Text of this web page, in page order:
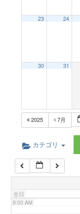
23 24
30 31
2025 7月
カテゴリ
全日
5:00 AM
6:00 AM
7:00 AM
8:00 AM